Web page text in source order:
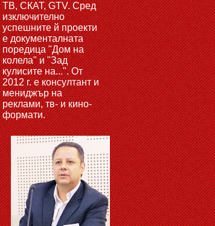
ТВ, СКАТ, GTV. Сред
изключително
успешните й проекти
е документалната
поредица "Дом на
колела" и "Зад
кулисите на...". От
2012 г. е консултант и
мениджър на
реклами, тв- и кино-
формати.